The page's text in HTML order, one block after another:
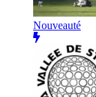
Nouveauté